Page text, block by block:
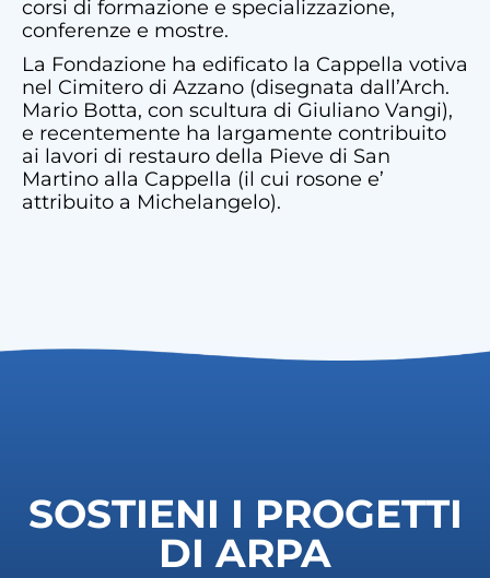
corsi di formazione e specializzazione,
conferenze e mostre.
La Fondazione ha edificato la Cappella votiva
nel Cimitero di Azzano (disegnata dall’Arch.
Mario Botta, con scultura di Giuliano Vangi),
e recentemente ha largamente contribuito
ai lavori di restauro della Pieve di San
Martino alla Cappella (il cui rosone e’
attribuito a Michelangelo).
SOSTIENI I PROGETTI
DI ARPA